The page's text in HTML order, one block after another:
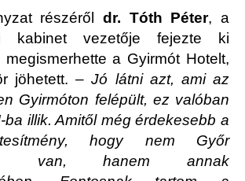
részéről dr. Tóth Péter, a
kabinet vezetője fejezte ki
a Gyirmót Hotelt,
jöhetett. –Jó látni azt, ami az
Gyirmóton felépült, ez valóban
ba illik. Amitől még érdekesebb a
hogy nem Győr
van, hanem annak